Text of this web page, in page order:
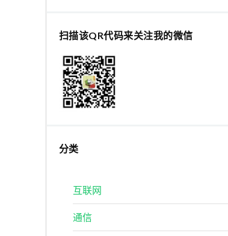
扫描该QR代码来关注我的微信
分类
互联网
通信